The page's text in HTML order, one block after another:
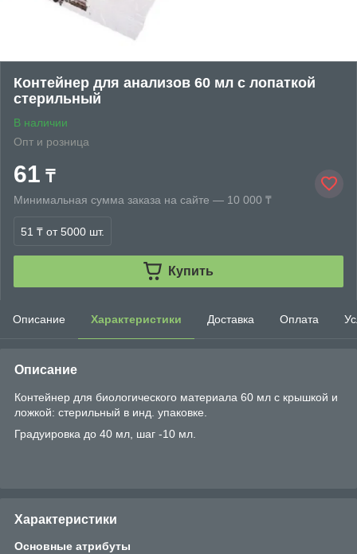
Контейнер для анализов 60 мл с лопаткой
стерильный
В наличии
Опт и розница
61 ₸
Минимальная сумма заказа на сайте — 10 000 ₸
51 ₸ от 5000 шт.
Купить
Описание Характеристики Доставка Оплата
Описание
Контейнер для биологического материала 60 мл с крышкой и
ложкой: стерильный в инд. упаковке.
Градуировка до 40 мл, шаг -10 мл.
Характеристики
Основные атрибуты